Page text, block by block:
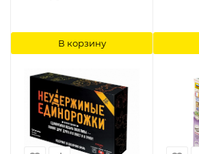
В корзину